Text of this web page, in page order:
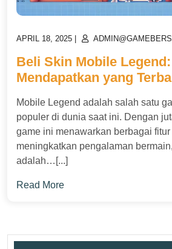
POSTED
APRIL 18, 2025
POSTED
Beli Skin Mobile
Mendapatkan yang
Mobile Legend adalah salah satu
populer di dunia saat ini. Dengan
game ini menawarkan berbagai
meningkatkan pengalaman
adalah…[...]
Read More